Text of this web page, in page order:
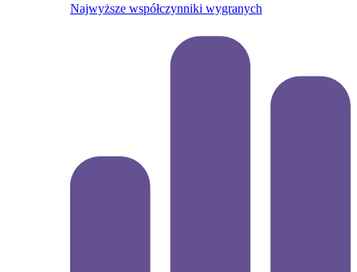
Najwyższe współczynniki wygranych